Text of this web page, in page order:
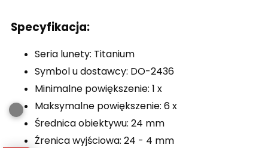
Specyfikacja:
Seria lunety: Titanium
Symbol u dostawcy: DO-2436
Minimalne powiększenie: 1 x
Maksymalne powiększenie: 6 x
Średnica obiektywu: 24 mm
Źrenica wyjściowa: 24 - 4 mm